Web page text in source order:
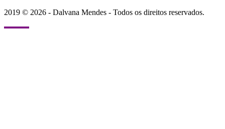
2019 © 2026 - Dalvana Mendes - Todos os direitos reservados.